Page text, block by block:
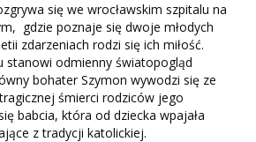
się we wrocławskim szpitalu na
gdzie poznaje się dwoje młodych
zdarzeniach rodzi się ich miłość.
stanowi odmienny światopogląd
bohater Szymon wywodzi się ze
śmierci rodziców jego
babcia, która od dziecka wpajała
z tradycji katolickiej.